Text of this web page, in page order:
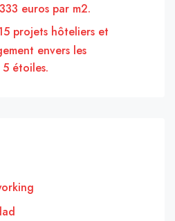
euros par m2.
projets hôteliers et
envers les
étoiles.